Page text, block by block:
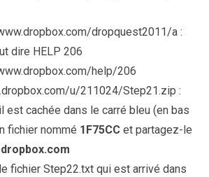
dropquest2011/a :
dire HELP 206
help/206
u/211024/Step21.zip :
est cachée dans le carré bleu (en bas
fichier nommé 1F75CC et partagez-le
fichier Step22.txt qui est arrivé dans